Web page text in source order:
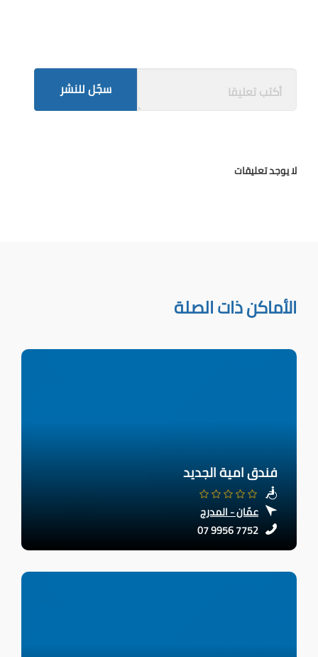
سجّل للنشر
لا يوجد تعليقات
الأماكن ذات الصلة
فندق امية الجديد
عمّان - المدرج
07 9956 7752